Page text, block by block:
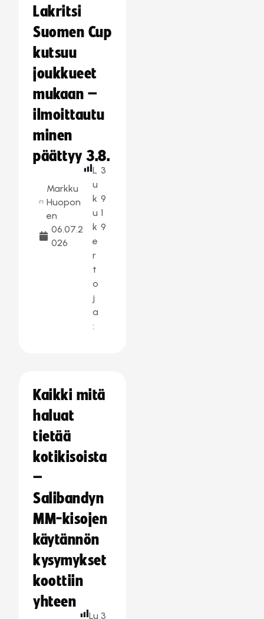
Lakritsi
Suomen Cup
kutsuu
joukkueet
mukaan –
ilmoittautu
minen
päättyy 3.8.
Markku
Huopon
en
06.07.2
026
L
u
k
u
k
e
r
t
o
j
a
:
3
9
1
9
Kaikki mitä
haluat
tietää
kotikisoista
–
Salibandyn
MM-kisojen
käytännön
kysymykset
koottiin
yhteen
Lu 3